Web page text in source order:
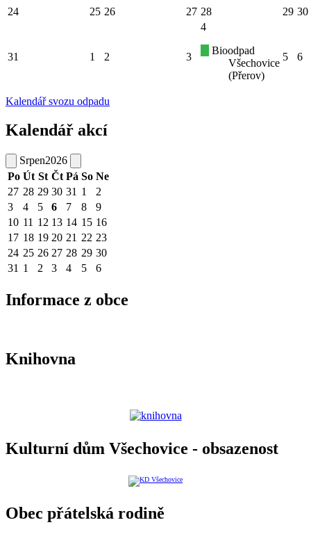
24 25 26 27 28 29 30
31 1 2 3
4
Bioodpad
Všechovice
(Přerov)
5 6
Kalendář svozu odpadu
Kalendář akcí
Srpen2026
Po Út St Čt Pá So Ne
27 28 29 30 31 1
2
3
4 5 6 7 8
9
10 11 12 13 14 15 16
17 18 19 20 21 22 23
24 25 26 27 28 29 30
31 1 2 3 4 5 6
Informace z obce
Knihovna
Kulturní dům Všechovice - obsazenost
Obec přátelská rodině